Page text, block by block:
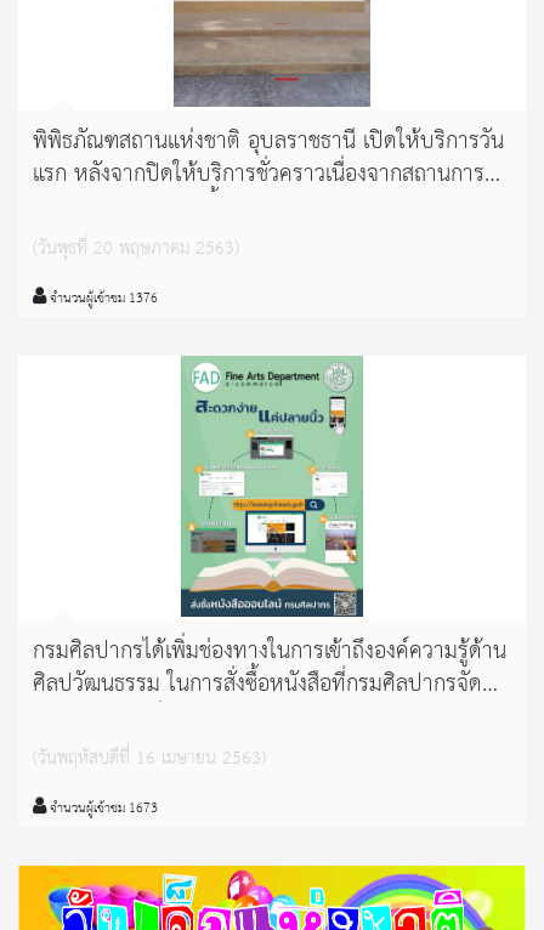
พิพิธภัณฑสถานแห่งชาติ อุบลราชธานี เปิดให้บริการวัน
แรก หลังจากปิดให้บริการชั่วคราวเนื่องจากสถานการณ์
(วันพุธที่ 20 พฤษภาคม 2563)
จำนวนผู้เข้าชม 1376
กรมศิลปากรได้เพิ่มช่องทางในการเข้าถึงองค์ความรู้ด้าน
ศิลปวัฒนธรรม ในการสั่งซื้อหนังสือที่กรมศิลปากรจัด
http://bookshop.finearts.go.th/
(วันพฤหัสบดีที่ 16 เมษายน 2563)
จำนวนผู้เข้าชม 1673